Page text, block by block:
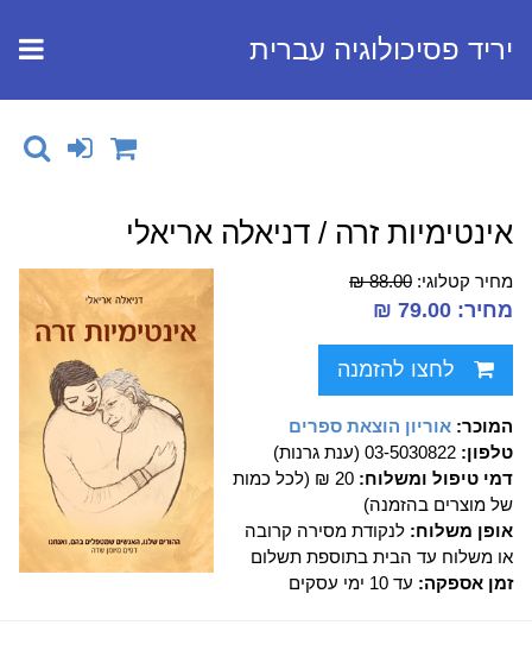
יריד פסיכולוגיה עברית
אינטימיות זרה / דניאלה אריאלי
מחיר קטלוגי: 88.00 ₪
מחיר: 79.00 ₪
לחצו להזמנה
המוכר: אוריון הוצאת ספרים
טלפון: 03-5030822 (ענת גרנות)
דמי טיפול ומשלוח:
20 ₪ (לכל כמות
של מוצרים בהזמנה)
אופן משלוח: לנקודת מסירה קרובה
או משלוח עד הבית בתוספת תשלום
זמן אספקה: עד 10 ימי עסקים